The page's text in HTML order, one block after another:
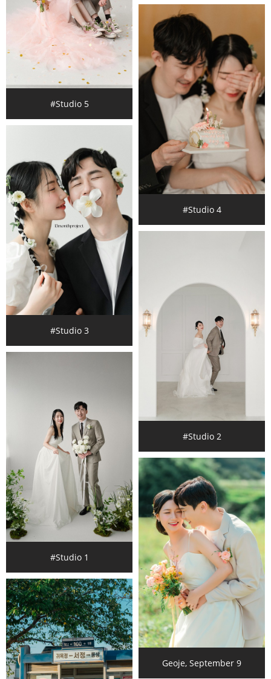
#Studio 5
#Studio 4
#Studio 3
#Studio 2
#Studio 1
Geoje, September 9